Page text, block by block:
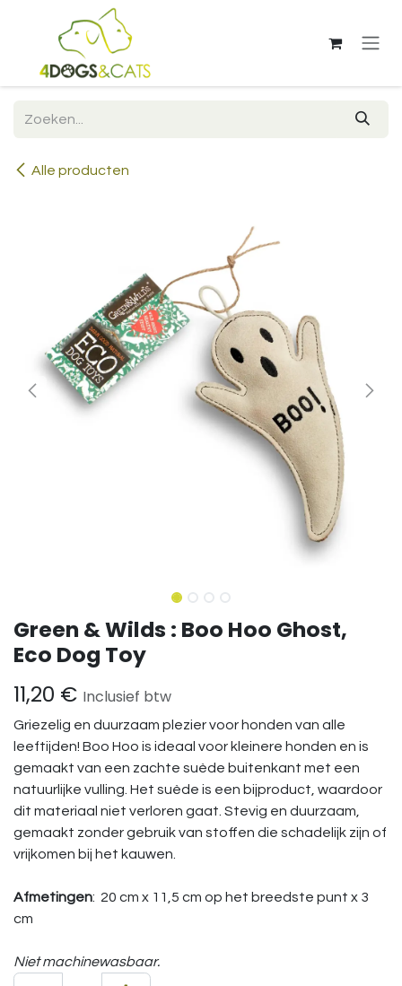
Overslaan naar inhoud
Alle producten
Green & Wilds : Boo Hoo Ghost,
Eco Dog Toy
11,20 € Inclusief btw
Griezelig en duurzaam plezier voor honden van alle
leeftijden! Boo Hoo is ideaal voor kleinere honden en is
gemaakt van een zachte suède buitenkant met een
natuurlijke vulling. Het suède is een bijproduct, waardoor
dit materiaal niet verloren gaat. Stevig en duurzaam,
gemaakt zonder gebruik van stoffen die schadelijk zijn of
vrijkomen bij het kauwen.
Afmetingen: 20 cm x 11,5 cm op het breedste punt x 3
cm
Niet machinewasbaar.